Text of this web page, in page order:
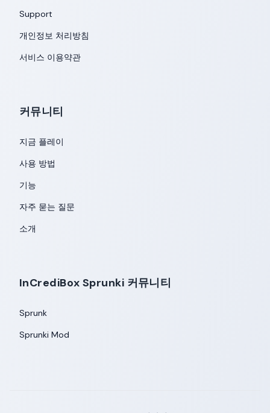
Support
개인정보 처리방침
서비스 이용약관
커뮤니티
지금 플레이
사용 방법
기능
자주 묻는 질문
소개
InCrediBox Sprunki 커뮤니티
Sprunk
Sprunki Mod